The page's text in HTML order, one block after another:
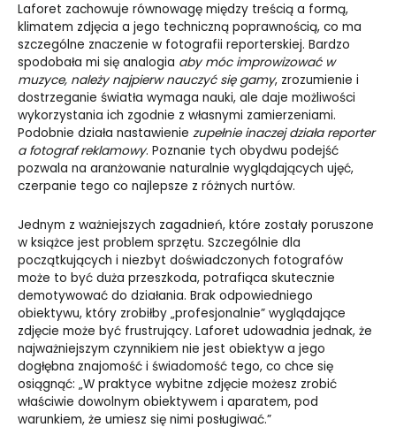
Laforet zachowuje równowagę między treścią a formą,
klimatem zdjęcia a jego techniczną poprawnością, co ma
szczególne znaczenie w fotografii reporterskiej. Bardzo
spodobała mi się analogia aby móc improwizować w
muzyce, należy najpierw nauczyć się gamy, zrozumienie i
dostrzeganie światła wymaga nauki, ale daje możliwości
wykorzystania ich zgodnie z własnymi zamierzeniami.
Podobnie działa nastawienie zupełnie inaczej działa reporter
a fotograf reklamowy. Poznanie tych obydwu podejść
pozwala na aranżowanie naturalnie wyglądających ujęć,
czerpanie tego co najlepsze z różnych nurtów.
Jednym z ważniejszych zagadnień, które zostały poruszone
w książce jest problem sprzętu. Szczególnie dla
początkujących i niezbyt doświadczonych fotografów
może to być duża przeszkoda, potrafiąca skutecznie
demotywować do działania. Brak odpowiedniego
obiektywu, który zrobiłby „profesjonalnie” wyglądające
zdjęcie może być frustrujący. Laforet udowadnia jednak, że
najważniejszym czynnikiem nie jest obiektyw a jego
dogłębna znajomość i świadomość tego, co chce się
osiągnąć: „W praktyce wybitne zdjęcie możesz zrobić
właściwie dowolnym obiektywem i aparatem, pod
warunkiem, że umiesz się nimi posługiwać.”